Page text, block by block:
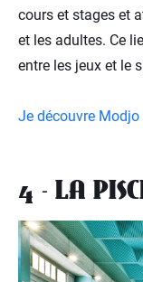
cours et stages et
et les adultes. Ce
entre les jeux et le
Je découvre Modjo
4 - LA